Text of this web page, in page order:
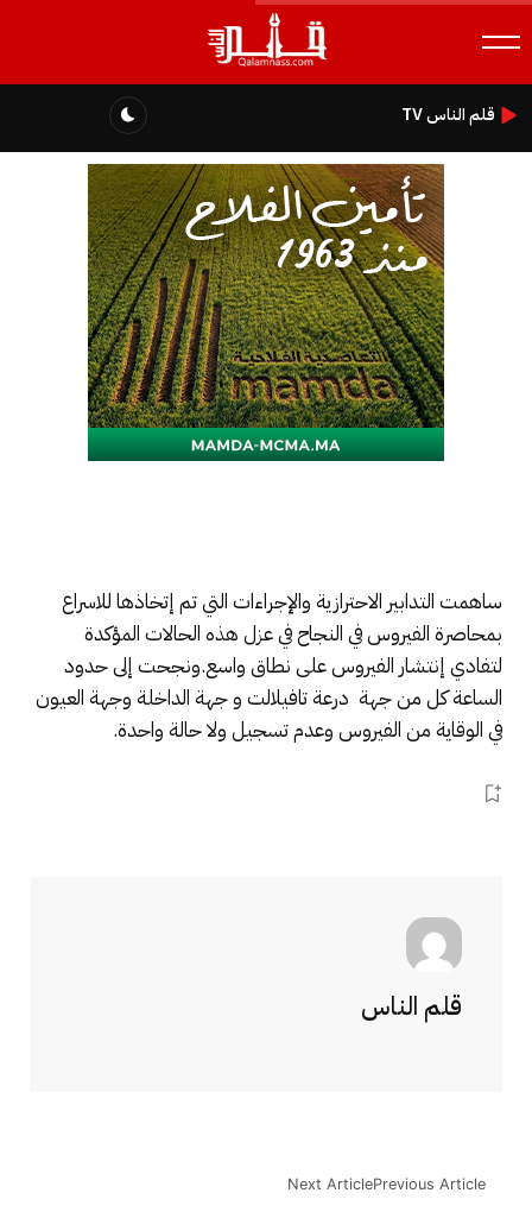
قلم الناس TV
ساهمت التدابير الاحترازية والإجراءات التي تم إتخاذها للاسراع
بمحاصرة الفيروس في النجاح في عزل هذه الحالات المؤكدة
لتفادي إنتشار الفيروس على نطاق واسع.ونجحت إلى حدود
الساعة كل من جهة درعة تافيلالت و جهة الداخلة وجهة العيون
في الوقاية من الفيروس وعدم تسجيل ولا حالة واحدة.
قلم الناس
Previous Article
Next Article